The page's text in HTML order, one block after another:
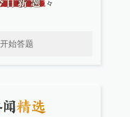
开始答题